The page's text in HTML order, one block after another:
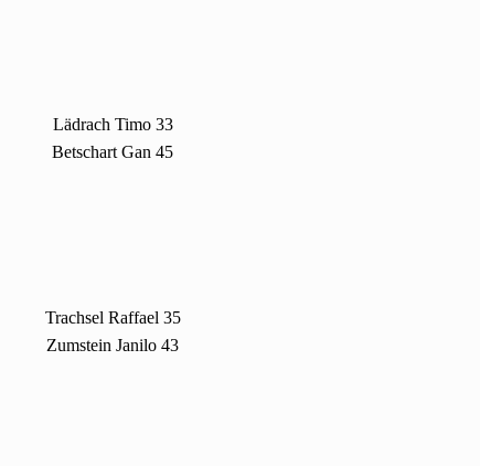
Lädrach Timo 33
Betschart Gan 45
Trachsel Raffael 35
Zumstein Janilo 43